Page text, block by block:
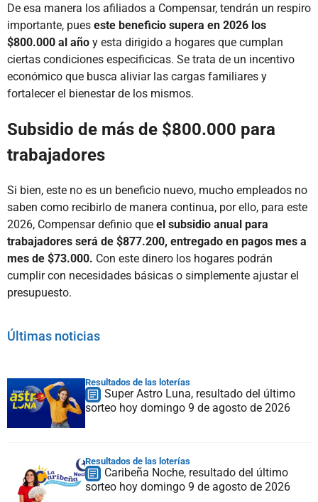
De esa manera los afiliados a Compensar, tendrán un respiro
importante, pues este beneficio supera en 2026 los
$800.000 al año y esta dirigido a hogares que cumplan
ciertas condiciones especificicas. Se trata de un incentivo
económico que busca aliviar las cargas familiares y
fortalecer el bienestar de los mismos.
Subsidio de más de $800.000 para
trabajadores
Si bien, este no es un beneficio nuevo, mucho empleados no
saben como recibirlo de manera continua, por ello, para este
2026, Compensar definio que el subsidio anual para
trabajadores será de $877.200, entregado en pagos mes a
mes de $73.000. Con este dinero los hogares podrán
cumplir con necesidades básicas o simplemente ajustar el
presupuesto.
Últimas noticias
Resultados de las loterías
Super Astro Luna, resultado del último
sorteo hoy domingo 9 de agosto de 2026
Resultados de las loterías
Caribeña Noche, resultado del último
sorteo hoy domingo 9 de agosto de 2026